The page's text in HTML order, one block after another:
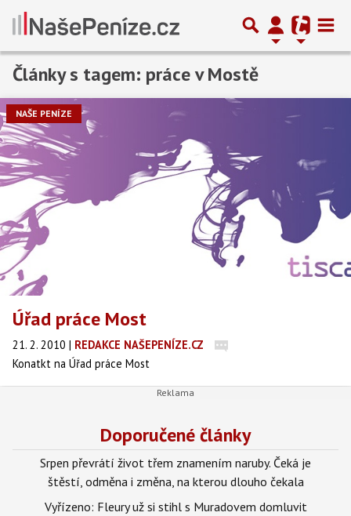
Články s tagem: práce v Mostě
NAŠE PENÍZE
Úřad práce Most
21. 2. 2010 | REDAKCE NAŠEPENÍZE.CZ
Konatkt na Úřad práce Most
Doporučené články
Srpen převrátí život třem znamením naruby. Čeká je
štěstí, odměna i změna, na kterou dlouho čekala
Vyřízeno: Fleury už si stihl s Muradovem domluvit